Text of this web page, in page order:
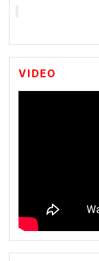
VIDEO